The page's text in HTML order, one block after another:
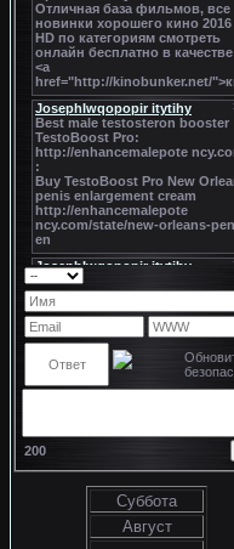
200
Суббота
Август